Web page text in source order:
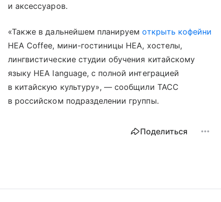
и аксессуаров.
«Также в дальнейшем планируемоткрыть кофейни
HEA Coffee, мини-гостиницы HEA, хостелы,
лингвистические студии обучения китайскому
языку HEA language, с полной интеграцией
в китайскую культуру», — сообщили ТАСС
в российском подразделении группы.
Поделиться